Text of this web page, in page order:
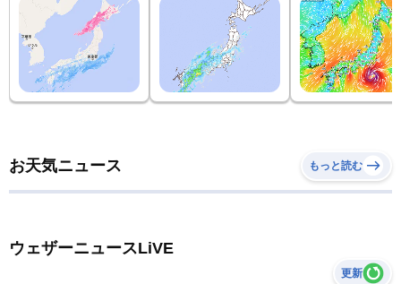
お天気ニュース もっと読む
ウェザーニュースLiVE
更新